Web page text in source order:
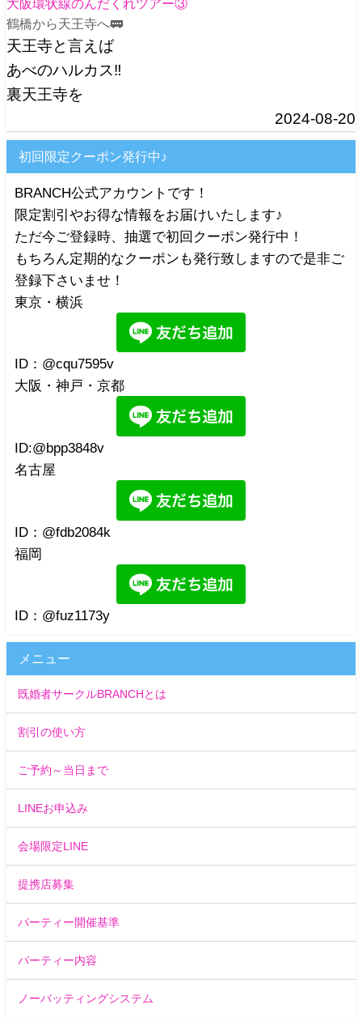
大阪環状線のんだくれツアー③
鶴橋から天王寺へ🚃
天王寺と言えば
あべのハルカス‼️
裏天王寺を
2024-08-20
初回限定クーポン発行中♪
BRANCH公式アカウントです！
限定割引やお得な情報をお届けいたします♪
ただ今ご登録時、抽選で初回クーポン発行中！
もちろん定期的なクーポンも発行致しますので是非ご
登録下さいませ！
東京・横浜
ID：@cqu7595v
大阪・神戸・京都
ID:@bpp3848v
名古屋
ID：@fdb2084k
福岡
ID：@fuz1173y
メニュー
既婚者サークルBRANCHとは
割引の使い方
ご予約～当日まで
LINEお申込み
会場限定LINE
提携店募集
パーティー開催基準
パーティー内容
ノーバッティングシステム